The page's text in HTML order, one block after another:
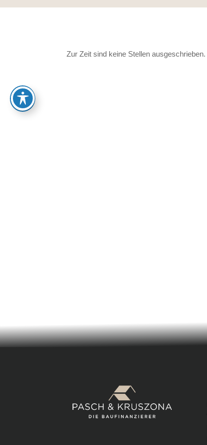
Zur Zeit sind keine Stellen ausgeschrieben.